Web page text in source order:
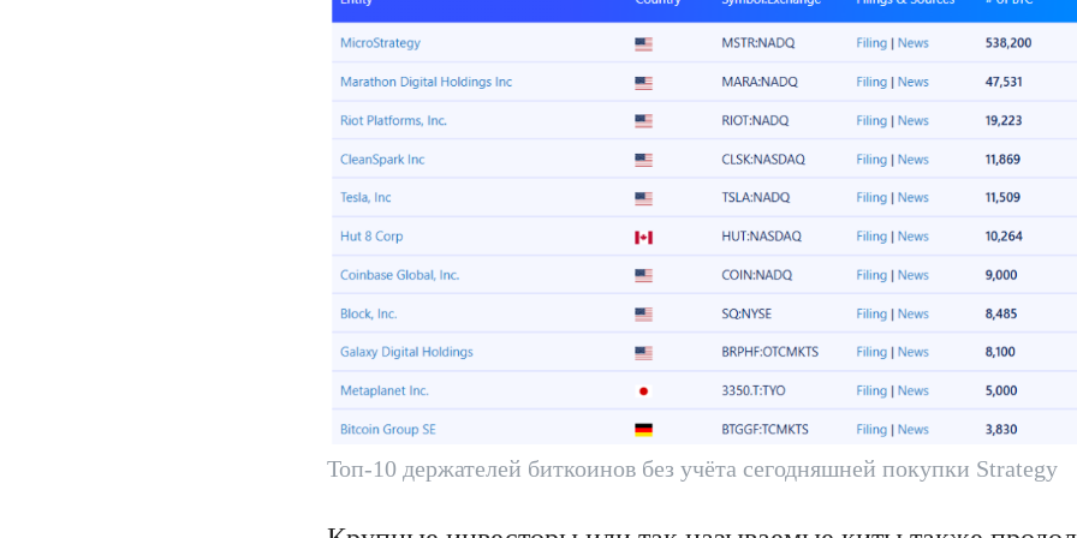
Топ-10 держателей биткоинов без учёта сегодняшней покупки Strategy